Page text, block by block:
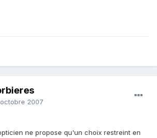
2007
ne propose qu'un choix restreint en